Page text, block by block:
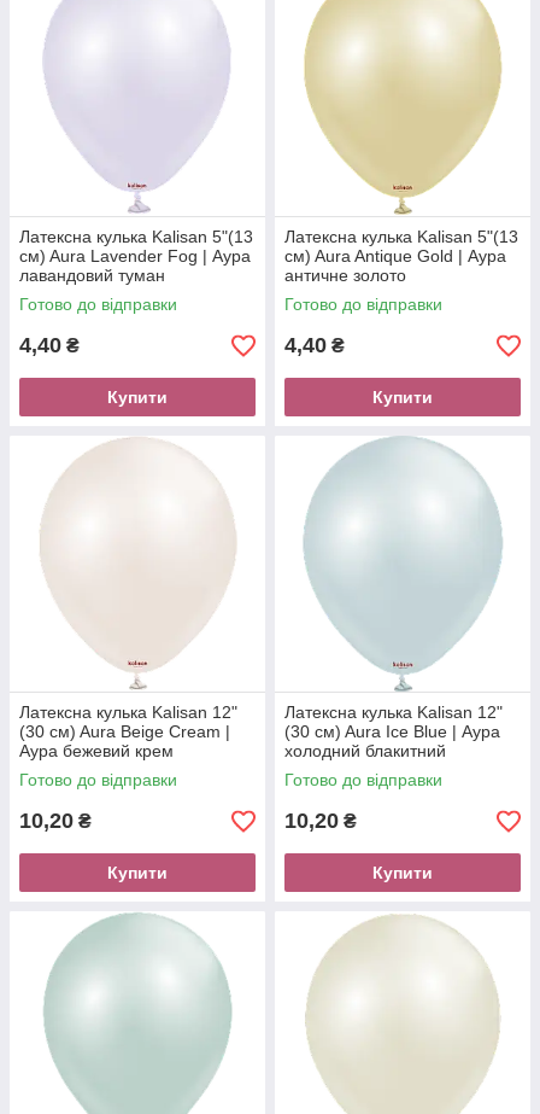
Латексна кулька Kalisan 5"(13
см) Aura Lavender Fog | Аура
лавандовий туман
Готово до відправки
4,40 ₴
Купити
Латексна кулька Kalisan 5"(13
см) Aura Antique Gold | Аура
античне золото
Готово до відправки
4,40 ₴
Купити
Латексна кулька Kalisan 12"
(30 см) Aura Beige Cream |
Аура бежевий крем
Готово до відправки
10,20 ₴
Купити
Латексна кулька Kalisan 12"
(30 см) Aura Ice Blue | Аура
холодний блакитний
Готово до відправки
10,20 ₴
Купити